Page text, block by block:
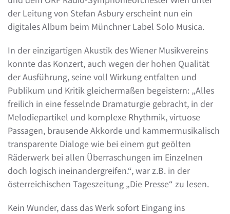
der Leitung von Stefan Asbury erscheint nun ein
digitales Album beim Münchner Label Solo Musica.
In der einzigartigen Akustik des Wiener Musikvereins
konnte das Konzert, auch wegen der hohen Qualität
der Ausführung, seine voll Wirkung entfalten und
Publikum und Kritik gleichermaßen begeistern: „Alles
freilich in eine fesselnde Dramaturgie gebracht, in der
Melodiepartikel und komplexe Rhythmik, virtuose
Passagen, brausende Akkorde und kammermusikalisch
transparente Dialoge wie bei einem gut geölten
Räderwerk bei allen Überraschungen im Einzelnen
doch logisch ineinandergreifen.“, war z.B. in der
österreichischen Tageszeitung „Die Presse“ zu lesen.
Kein Wunder, dass das Werk sofort Eingang ins